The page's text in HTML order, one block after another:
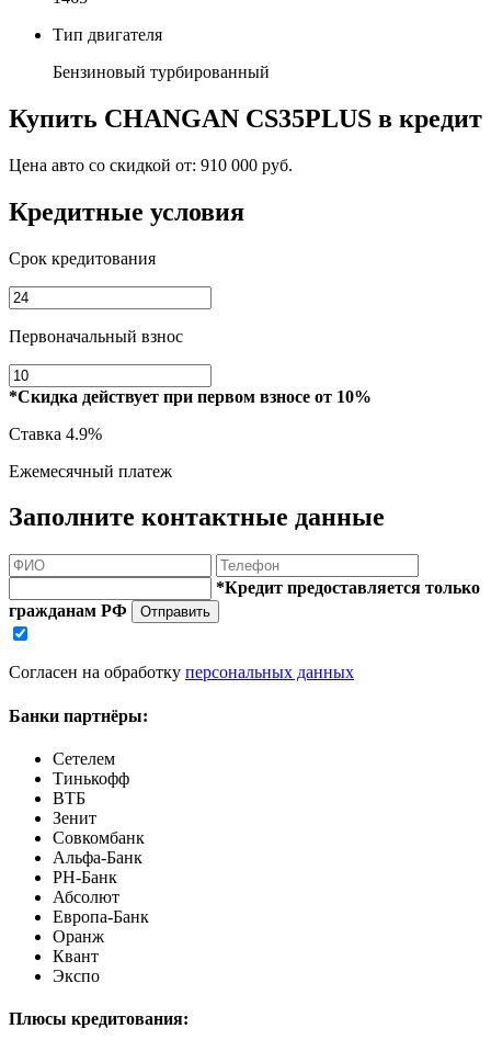
Тип двигателя
Бензиновый турбированный
Купить CHANGAN CS35PLUS в кредит
Цена авто со скидкой от: 910 000 руб.
Кредитные условия
Срок кредитования
Первоначальный взнос
*Скидка действует при первом взносе от 10%
Ставка 4.9%
Ежемесячный платеж
Заполните контактные данные
*Кредит предоставляется только
гражданам РФ
Отправить
Согласен на обработку персональных данных
Банки партнёры:
Сетелем
Тинькофф
ВТБ
Зенит
Совкомбанк
Альфа-Банк
РН-Банк
Абсолют
Европа-Банк
Оранж
Квант
Экспо
Плюсы кредитования: